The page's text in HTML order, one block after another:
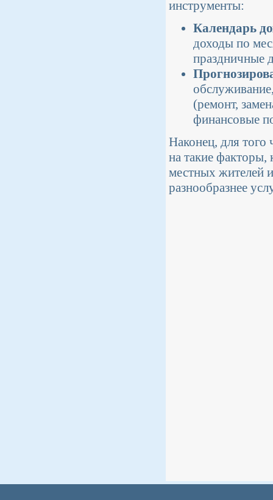
инструменты:
Календарь
доходы по
праздничные
(ремонт,
финансовые
Наконец, для того
на такие факторы,
местных жителей
разнообразнее